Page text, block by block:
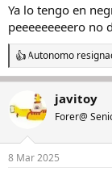
Ya lo tengo en
peeeeeeeeero no
R
e
a
c
e
Autonomo
javitoy
Forer@
8 Mar 2025